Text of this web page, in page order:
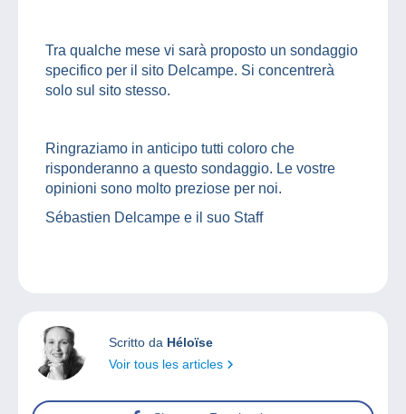
Tra qualche mese vi sarà proposto un sondaggio
specifico per il sito Delcampe. Si concentrerà
solo sul sito stesso.
Ringraziamo in anticipo tutti coloro che
risponderanno a questo sondaggio. Le vostre
opinioni sono molto preziose per noi.
Sébastien Delcampe e il suo Staff
Scritto da Héloïse
Voir tous les articles